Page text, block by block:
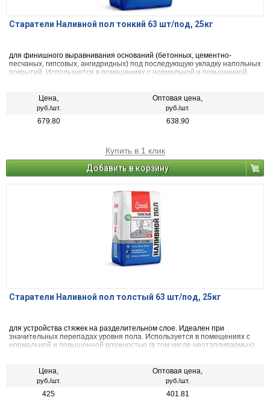
Старатели Наливной пол тонкий 63 шт/под, 25кг
для финишного выравнивания оснований (бетонных, цементно-
песчаных, гипсовых, ангидридных) под последующую укладку напольных
покрытий. Используется в помещениях с нормальной и повышенной
Цена,
руб./шт.
Оптовая цена,
руб./шт.
679.80 638.90
Купить в 1 клик
Добавить в корзину
Старатели Наливной пол толстый 63 шт/под, 25кг
для устройства стяжек на разделительном слое. Идеален при
значительных перепадах уровня пола. Используется в помещениях с
нормальной и повышенной влажностью (в том числе неотапливаемых),
Цена,
руб./шт.
Оптовая цена,
руб./шт.
425 401.81